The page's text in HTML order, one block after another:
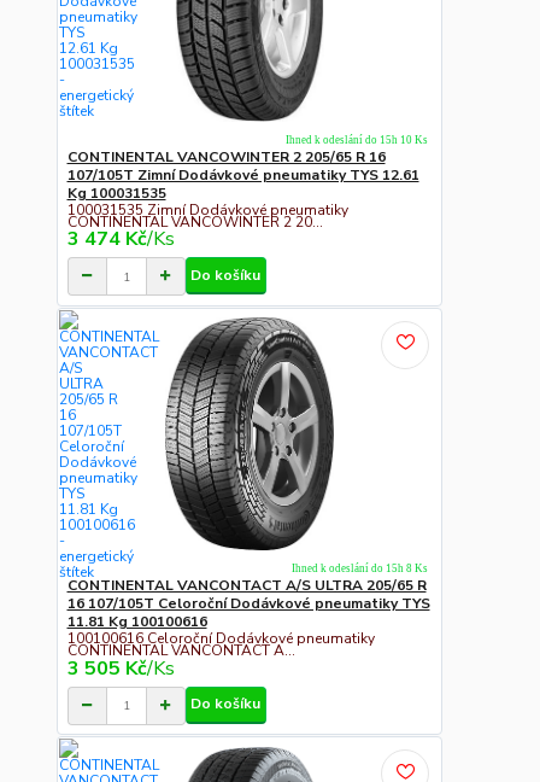
CONTINENTAL VANCOWINTER 2 205/65 R 16
107/105T Zimní Dodávkové pneumatiky TYS 12.61
Kg 100031535
100031535 Zimní Dodávkové pneumatiky
CONTINENTAL VANCOWINTER 2 20...
3 474 Kč/Ks
Ihned k odeslání do 15h 10 Ks
Do košíku
CONTINENTAL VANCONTACT A/S ULTRA 205/65 R
16 107/105T Celoroční Dodávkové pneumatiky TYS
11.81 Kg 100100616
100100616 Celoroční Dodávkové pneumatiky
CONTINENTAL VANCONTACT A...
3 505 Kč/Ks
Ihned k odeslání do 15h 8 Ks
Do košíku